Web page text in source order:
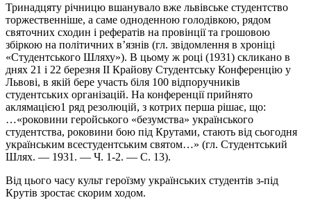
Тринадцяту річницю вшанувало вже львівське студентство
торжественніше, а саме одноденною голодівкою, рядом
святочних сходин і рефератів на провінції та грошовою
збіркою на політичних в’язнів (гл. звідомлення в хроніці
«Студентського Шляху»). В цьому ж році (1931) скликано в
днях 21 і 22 березня II Крайову Студентську Конференцію у
Львові, в якій бере участь біля 100 відпоручників
студентських організацій. На конференції прийнято
аклямацією1 ряд резолюцій, з котрих перша рішає, що:
…«роковини геройського «безумства» українського
студентства, роковини бою під Крутами, стають від сьогодня
українським всестудентським святом…» (гл. Студентський
Шлях. — 1931. — Ч. 1-2. — С. 13).
Від цього часу культ героїзму українських студентів з-під
Крутів зростає скорим ходом.